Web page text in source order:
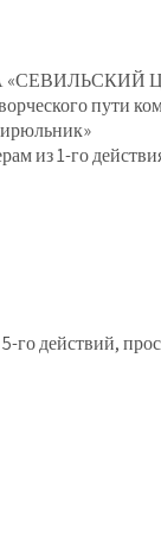
пути
из 1-го
го действий,